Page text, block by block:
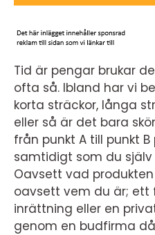
Tid är pengar brukar
ofta så. Ibland har vi
korta sträckor, långa
eller så är det bara
från punkt A till punkt
samtidigt som du
Oavsett vad
oavsett vem du är;
inrättning eller en
genom en budfirma